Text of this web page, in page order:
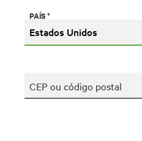
PAÍS *
CEP ou código postal